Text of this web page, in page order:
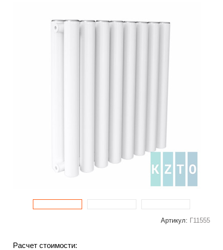
Артикул: Г11555
Расчет стоимости: